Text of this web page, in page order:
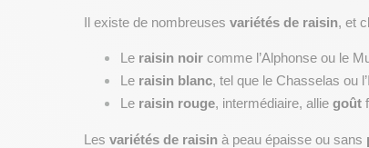
Il existe de nombreuses variétés de raisin, et
Le raisin noir comme l’Alphonse ou le
Le raisin blanc, tel que le Chasselas ou
Le raisin rouge, intermédiaire, allie goût
Les variétés de raisin à peau épaisse ou sans